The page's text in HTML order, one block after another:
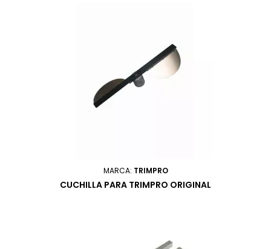
MARCA: TRIMPRO
CUCHILLA PARA TRIMPRO ORIGINAL